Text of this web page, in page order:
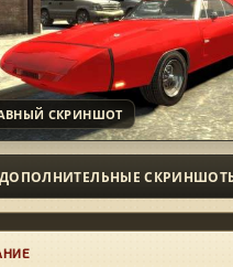
СКРИНШОТ
ДОПОЛНИТЕЛЬНЫЕ